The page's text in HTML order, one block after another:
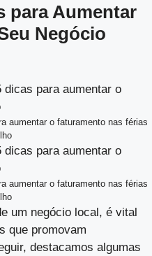
para Aumentar
Negócio
aumentar o faturamento nas férias
aumentar o faturamento nas férias
um negócio local, é vital
que promovam
destacamos algumas